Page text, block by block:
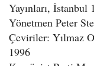
Yayınları, İstanbul
Yönetmen Peter
Çeviriler: Yılmaz
1996